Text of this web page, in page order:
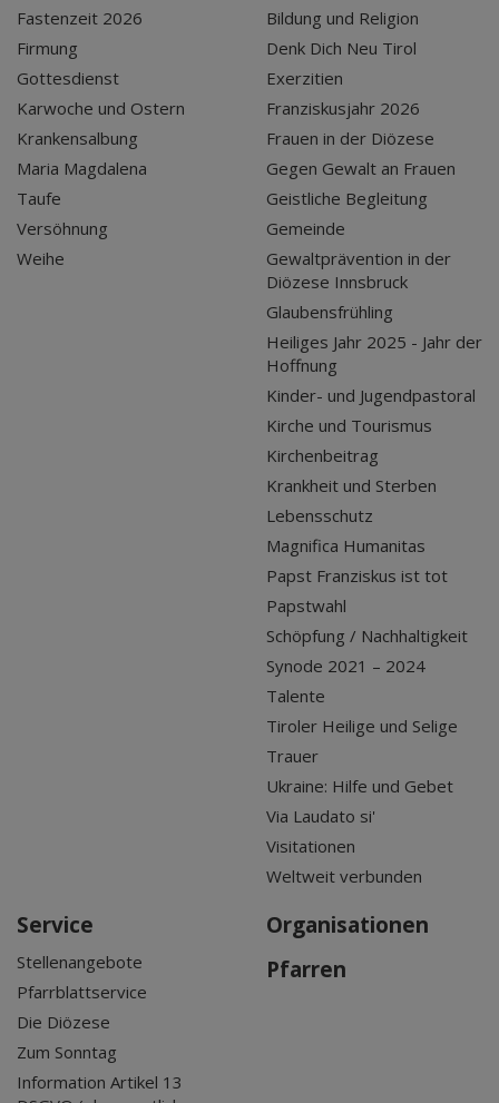
Fastenzeit 2026
Firmung
Gottesdienst
Karwoche und Ostern
Krankensalbung
Maria Magdalena
Taufe
Versöhnung
Weihe
Bildung und Religion
Denk Dich Neu Tirol
Exerzitien
Franziskusjahr 2026
Frauen in der Diözese
Gegen Gewalt an Frauen
Geistliche Begleitung
Gemeinde
Gewaltprävention in der
Diözese Innsbruck
Glaubensfrühling
Heiliges Jahr 2025 - Jahr der
Hoffnung
Kinder- und Jugendpastoral
Kirche und Tourismus
Kirchenbeitrag
Krankheit und Sterben
Lebensschutz
Magnifica Humanitas
Papst Franziskus ist tot
Papstwahl
Schöpfung / Nachhaltigkeit
Synode 2021 – 2024
Talente
Tiroler Heilige und Selige
Trauer
Ukraine: Hilfe und Gebet
Via Laudato si'
Visitationen
Weltweit verbunden
Service
Stellenangebote
Pfarrblattservice
Die Diözese
Zum Sonntag
Information Artikel 13
Organisationen
Pfarren